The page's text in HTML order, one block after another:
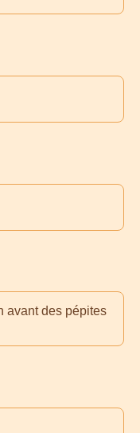
avant des pépites